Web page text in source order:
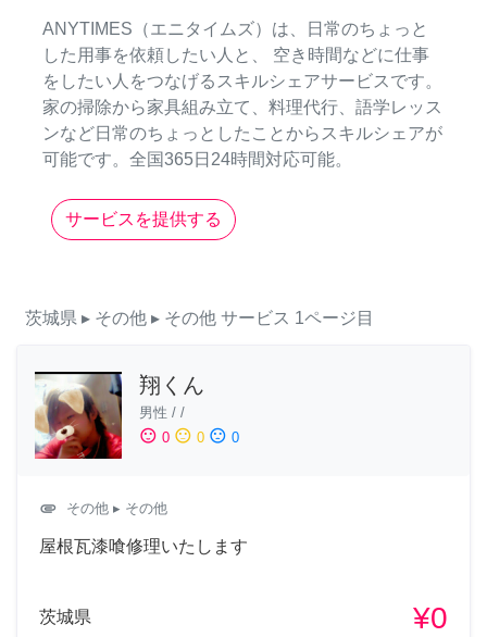
ANYTIMES（エニタイムズ）は、日常のちょっと
した用事を依頼したい人と、 空き時間などに仕事
をしたい人をつなげるスキルシェアサービスです。
家の掃除から家具組み立て、料理代行、語学レッス
ンなど日常のちょっとしたことからスキルシェアが
可能です。全国365日24時間対応可能。
サービスを提供する
茨城県 ▸ その他 ▸ その他 サービス 1ページ目
翔くん
男性 / /
sentiment_satisfied 0 sentiment_neutral 0 sentiment_dissatisfied 0
attachment その他 ▸ その他
屋根瓦漆喰修理いたします
茨城県 ¥0